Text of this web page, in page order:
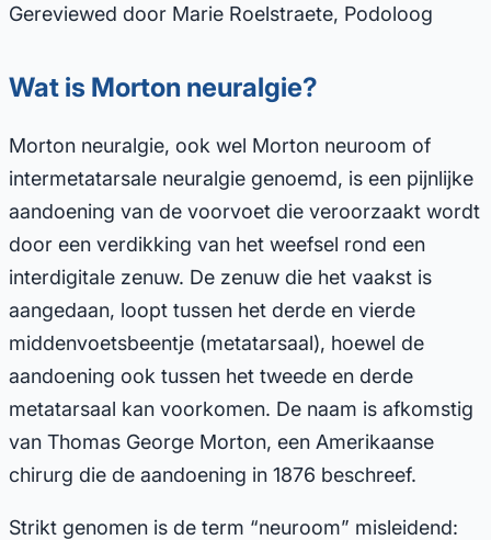
Gereviewed door Marie Roelstraete, Podoloog
Wat is Morton neuralgie?
Morton neuralgie, ook wel Morton neuroom of
intermetatarsale neuralgie genoemd, is een pijnlijke
aandoening van de voorvoet die veroorzaakt wordt
door een verdikking van het weefsel rond een
interdigitale zenuw. De zenuw die het vaakst is
aangedaan, loopt tussen het derde en vierde
middenvoetsbeentje (metatarsaal), hoewel de
aandoening ook tussen het tweede en derde
metatarsaal kan voorkomen. De naam is afkomstig
van Thomas George Morton, een Amerikaanse
chirurg die de aandoening in 1876 beschreef.
Strikt genomen is de term “neuroom” misleidend: